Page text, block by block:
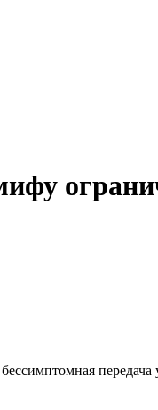
передача